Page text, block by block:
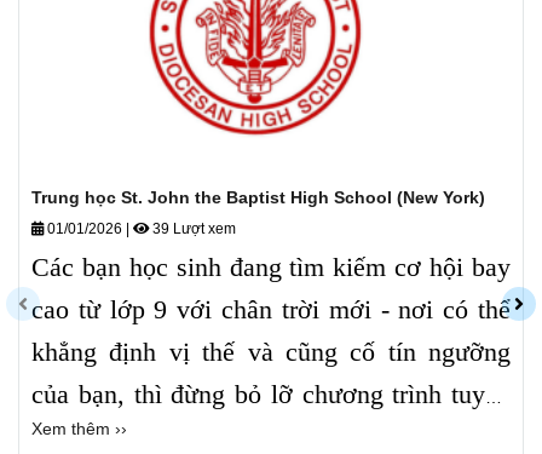
Trung học St. John the Baptist High School (New York)
01/01/2026 39 Lượt xem
Các bạn học sinh đang tìm kiếm cơ hội bay
cao từ lớp 9 với chân trời mới - nơi có thể
khẳng định vị thế và cũng cố tín ngưỡng
của bạn, thì đừng bỏ lỡ chương trình tuyển
sinh của St. John Baptist High School tại
Xem thêm ››